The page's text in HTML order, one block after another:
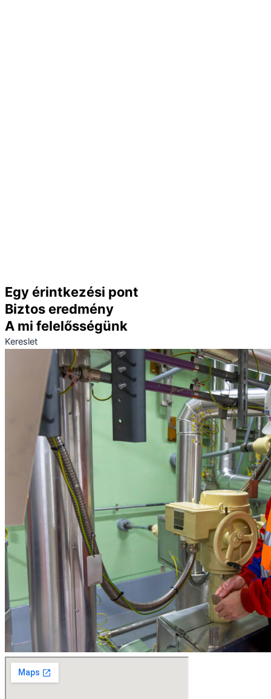
Egy érintkezési pont
Biztos eredmény
A mi felelősségünk
Kereslet